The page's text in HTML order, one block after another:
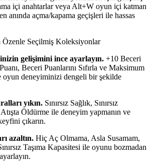
içi anahtarlar veya Alt+W oyun içi katman
anında açma/kapama geçişleri ile hassas
Özenle Seçilmiş Koleksiyonlar
gelişimini ince ayarlayın. +10 Beceri
Beceri Puanlarını Sıfırla ve Maksimum
oyun deneyiminizi dengeli bir şekilde
yıkın. Sınırsız Sağlık, Sınırsız
Öldürme ile deneyim yapmanın ve
çıkarın.
azaltın. Hiç Aç Olmama, Asla Susamam,
Taşıma Kapasitesi ile oyunu bozmadan